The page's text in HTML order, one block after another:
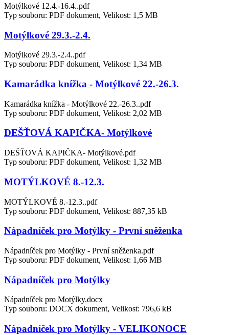
Motýlkové 12.4.-16.4..pdf
Typ souboru: PDF dokument, Velikost: 1,5 MB
Motýlkové 29.3.-2.4.
Motýlkové 29.3.-2.4..pdf
Typ souboru: PDF dokument, Velikost: 1,34 MB
Kamarádka knížka - Motýlkové 22.-26.3.
Kamarádka knížka - Motýlkové 22.-26.3..pdf
Typ souboru: PDF dokument, Velikost: 2,02 MB
DEŠŤOVÁ KAPIČKA- Motýlkové
DEŠŤOVÁ KAPIČKA- Motýlkové.pdf
Typ souboru: PDF dokument, Velikost: 1,32 MB
MOTÝLKOVÉ 8.-12.3.
MOTÝLKOVÉ 8.-12.3..pdf
Typ souboru: PDF dokument, Velikost: 887,35 kB
Nápadníček pro Motýlky - První sněženka
Nápadníček pro Motýlky - První sněženka.pdf
Typ souboru: PDF dokument, Velikost: 1,66 MB
Nápadníček pro Motýlky
Nápadníček pro Motýlky.docx
Typ souboru: DOCX dokument, Velikost: 796,6 kB
Nápadníček pro Motýlky - VELIKONOCE